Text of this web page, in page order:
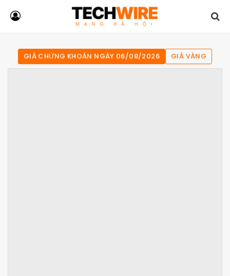
GIÁ CHỨNG KHOÁN NGÀY 06/08/2026 GIÁ VÀNG